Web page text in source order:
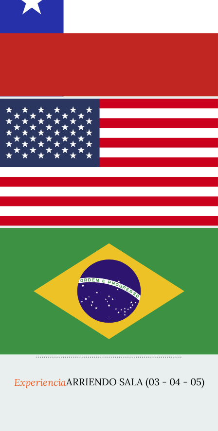
ExperienciaARRIENDO SALA (03 - 04 - 05)